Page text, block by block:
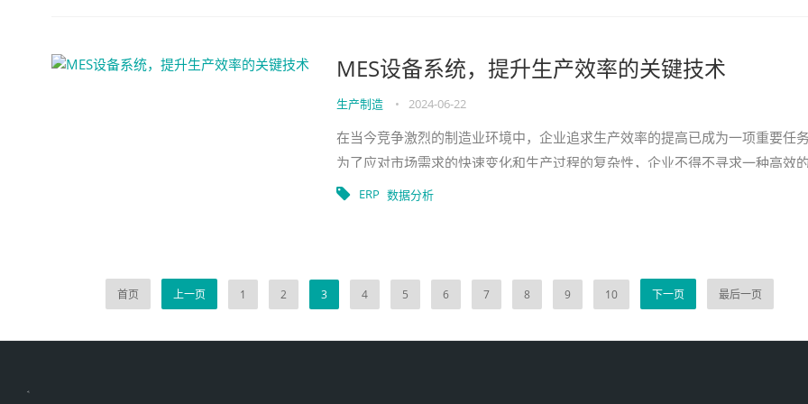
MES设备系统，提升生产效率的关键技术
生产制造 • 2024-06-22
在当今竞争激烈的制造业环境中，企业追求生产效率的提高已成为一项重要任务
为了应对市场需求的快速变化和生产过程的复杂性，企业不得不寻求一种高效
产管理系统。MES设备系统，作为现代制造业
ERP 数据分析
首页 上一页 1 2 3 4 5 6 7 8 9 10 下一页 最后一页